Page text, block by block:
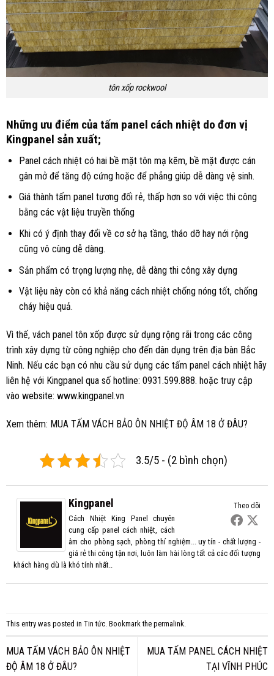
tôn xốp rockwool
Những ưu điểm của tấm panel cách nhiệt do đơn vị
Kingpanel sản xuất;
Panel cách nhiệt có hai bề mặt tôn mạ kẽm, bề mặt được cán
gân mở để tăng độ cứng hoặc để phẳng giúp dễ dàng vệ sinh.
Giá thành tấm panel tương đối rẻ, thấp hơn so với việc thi công
bằng các vật liệu truyền thống
Khi có ý định thay đổi về cơ sở hạ tầng, tháo dỡ hay nới rộng
cũng vô cùng dễ dàng.
Sản phẩm có trọng lượng nhẹ, dễ dàng thi công xây dựng
Vật liệu này còn có khả năng cách nhiệt chống nóng tốt, chống
cháy hiệu quả.
Vì thế, vách panel tôn xốp được sử dụng rộng rãi trong các công
trình xây dựng từ công nghiệp cho đến dân dụng trên địa bàn Bắc
Ninh. Nếu các bạn có nhu cầu sử dụng các tấm panel cách nhiệt hãy
liên hệ với Kingpanel qua số hotline: 0931.599.888. hoặc truy cập
vào website: www.kingpanel.vn
Xem thêm: MUA TẤM VÁCH BẢO ÔN NHIỆT ĐỘ ÂM 18 Ở ĐÂU?
3.5/5 - (2 bình chọn)
Theo dõi
Kingpanel
Cách Nhiệt King Panel chuyên
cung cấp panel cách nhiệt, cách
âm cho phòng sạch, phòng thí nghiệm... uy tín - chất lượng -
giá rẻ thi công tận nơi, luôn làm hài lòng tất cả các đối tượng
khách hàng dù là khó tính nhất..
This entry was posted in Tin tức. Bookmark the permalink.
MUA TẤM VÁCH BẢO ÔN NHIỆT
ĐỘ ÂM 18 Ở ĐÂU?
MUA TẤM PANEL CÁCH NHIỆT
TẠI VĨNH PHÚC